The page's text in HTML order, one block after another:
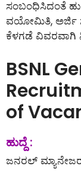
ಸಂಬಂಧಿಸಿದಂತೆ
ವಯೋಮಿತಿ, ಅರ್ಜಿ
ಕೆಳಗಡೆ ವಿವರವಾಗಿ
BSNL
of
ಹುದ್ದೆ :
ಜನರಲ್